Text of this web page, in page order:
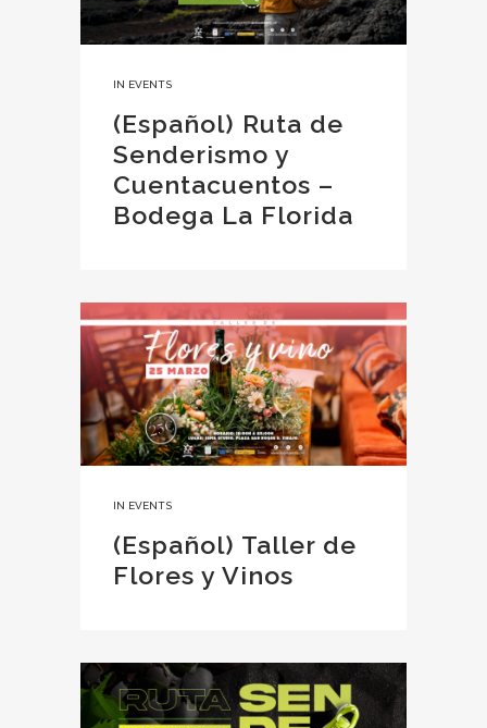
IN EVENTS
(Español) Ruta de
Senderismo y
Cuentacuentos –
Bodega La Florida
IN EVENTS
(Español) Taller de
Flores y Vinos